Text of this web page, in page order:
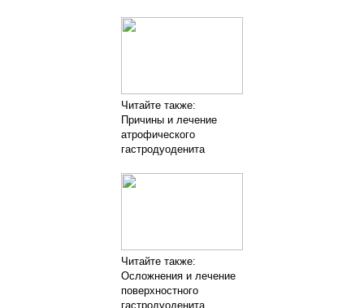
Читайте также:
Причины и лечение
атрофического
гастродуоденита
Читайте также:
Осложнения и лечение
поверхностного
гастродуоденита